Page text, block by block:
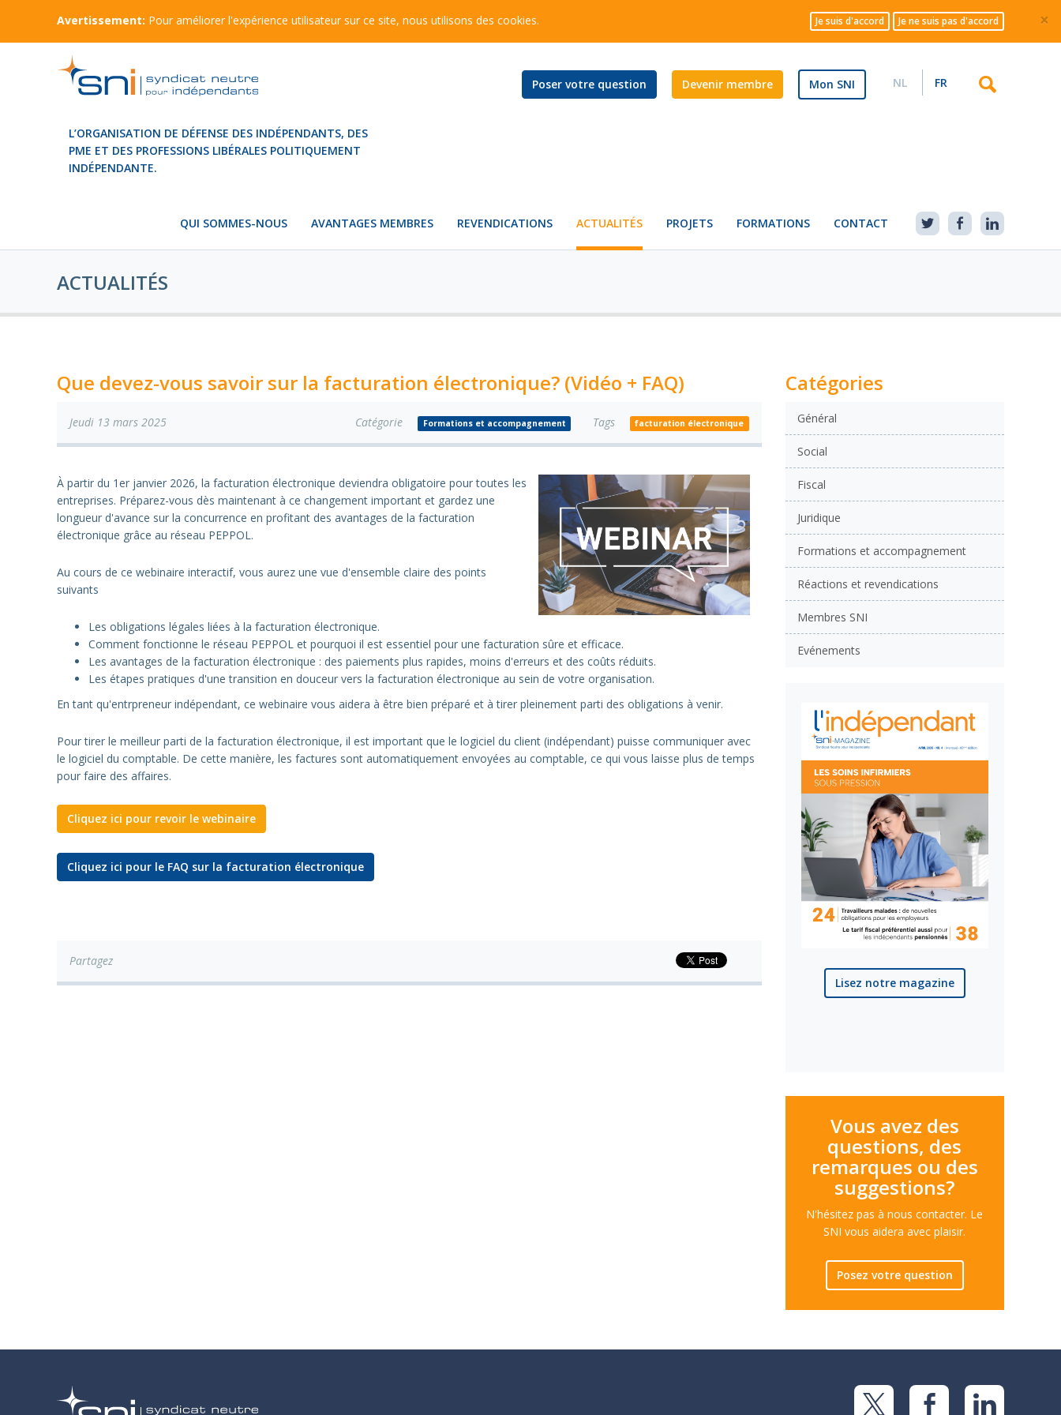
×
Avertissement: Pour améliorer l'expérience utilisateur sur ce site, nous utilisons des cookies. Je suis d'accord Je ne suis pas d'accord
Poser votre question Devenir membre Mon SNI NL FR
L’ORGANISATION DE DÉFENSE DES INDÉPENDANTS, DES
PME ET DES PROFESSIONS LIBÉRALES POLITIQUEMENT
INDÉPENDANTE.
QUI SOMMES-NOUS AVANTAGES MEMBRES REVENDICATIONS ACTUALITÉS PROJETS FORMATIONS CONTACT
ACTUALITÉS
Que devez-vous savoir sur la facturation électronique? (Vidéo + FAQ)
Jeudi 13 mars 2025 Tags facturation électronique
Catégorie Formations et accompagnement
À partir du 1er janvier 2026, la facturation électronique deviendra obligatoire pour toutes les
entreprises. Préparez-vous dès maintenant à ce changement important et gardez une
longueur d'avance sur la concurrence en profitant des avantages de la facturation
électronique grâce au réseau PEPPOL.
Au cours de ce webinaire interactif, vous aurez une vue d'ensemble claire des points
suivants
Les obligations légales liées à la facturation électronique.
Comment fonctionne le réseau PEPPOL et pourquoi il est essentiel pour une facturation sûre et efficace.
Les avantages de la facturation électronique : des paiements plus rapides, moins d'erreurs et des coûts réduits.
Les étapes pratiques d'une transition en douceur vers la facturation électronique au sein de votre organisation.
En tant qu'entrpreneur indépendant, ce webinaire vous aidera à être bien préparé et à tirer pleinement parti des obligations à venir.
Pour tirer le meilleur parti de la facturation électronique, il est important que le logiciel du client (indépendant) puisse communiquer avec
le logiciel du comptable. De cette manière, les factures sont automatiquement envoyées au comptable, ce qui vous laisse plus de temps
pour faire des affaires.
Cliquez ici pour revoir le webinaire
Cliquez ici pour le FAQ sur la facturation électronique
Partagez
Catégories
Général
Social
Fiscal
Juridique
Formations et accompagnement
Réactions et revendications
Membres SNI
Evénements
Lisez notre magazine
Vous avez des
questions, des
remarques ou des
suggestions?
N'hésitez pas à nous contacter. Le
SNI vous aidera avec plaisir.
Posez votre question